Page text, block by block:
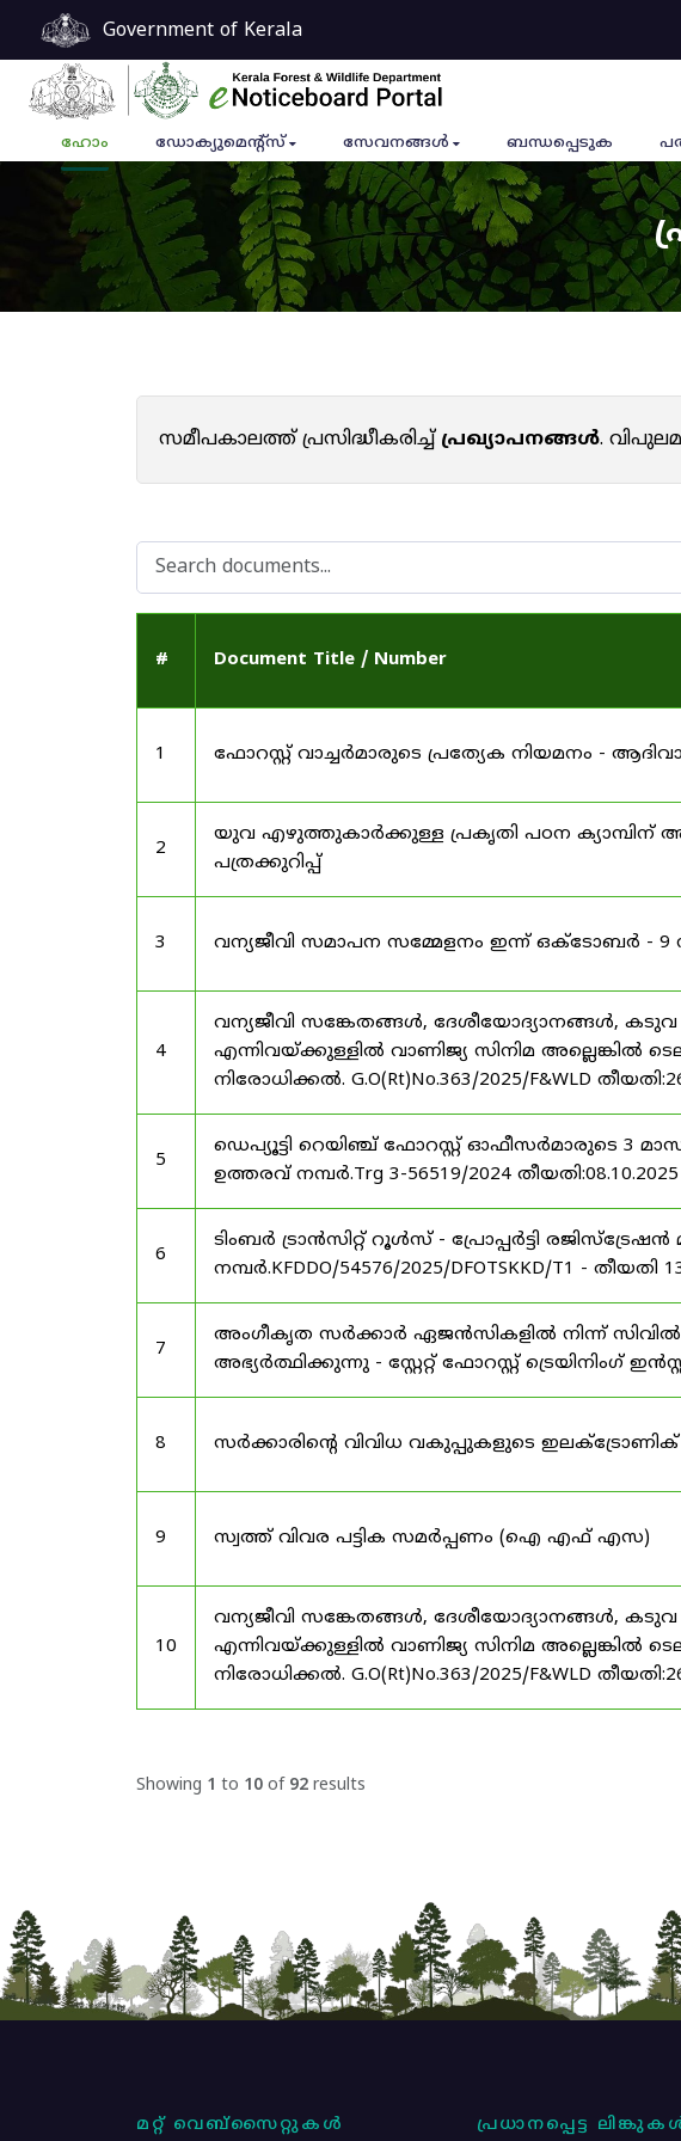
Government of Kerala
ഹോം ഡോക്യുമെൻ്റ്സ് സേവനങ്ങൾ ബന്ധപ്പെടുക
സമീപകാലത്ത് പ്രസിദ്ധീകരിച്ച്പ്രഖ്യാപനങ്ങൾ.
# Document Title / Number
1 ഫോറസ്റ്റ് വാച്ചർമാരുടെ പ്രത്യേക നിയമനം -
2
യുവ എഴുത്തുകാർക്കുള്ള പ്രകൃതി പഠന ക്യാമ്പിന്
പത്രക്കുറിപ്പ്
3 വന്യജീവി സമാപന സമ്മേളനം ഇന്ന് ഒക്ടോബർ - 9
4
വന്യജീവി സങ്കേതങ്ങൾ, ദേശീയോദ്യാനങ്ങൾ,
എന്നിവയ്ക്കുള്ളിൽ വാണിജ്യ സിനിമ അല്ലെങ്കിൽ
നിരോധിക്കൽ. G.O(Rt)No.363/2025/F&WLD
5
ഡെപ്യൂട്ടി റെയിഞ്ച് ഫോറസ്റ്റ് ഓഫീസർമാരുടെ 3
ഉത്തരവ് നമ്പർ.Trg 3-56519/2024 തീയതി:08.10.2025
6
ടിംബർ ട്രാൻസിറ്റ് റൂൾസ് - പ്രോപ്പർട്ടി
നമ്പർ.KFDDO/54576/2025/DFOTSKKD/T1 - തീയതി
7
അംഗീകൃത സർക്കാർ ഏജൻസികളിൽ നിന്ന്
അഭ്യർത്ഥിക്കുന്നു - സ്റ്റേറ്റ് ഫോറസ്റ്റ് ട്രെയിനിംഗ്
8 സർക്കാരിന്റെ വിവിധ വകുപ്പുകളുടെ
9 സ്വത്ത് വിവര പട്ടിക സമർപ്പണം (ഐ എഫ് എസ)
10
വന്യജീവി സങ്കേതങ്ങൾ, ദേശീയോദ്യാനങ്ങൾ,
എന്നിവയ്ക്കുള്ളിൽ വാണിജ്യ സിനിമ അല്ലെങ്കിൽ
നിരോധിക്കൽ. G.O(Rt)No.363/2025/F&WLD
Showing 1 to 10 of 92 results
മറ്റ് വെബ്സൈറ്റുകൾ പ്രധാനപ്പെട്ട